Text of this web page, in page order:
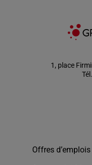
1, place
Offres d’emplois